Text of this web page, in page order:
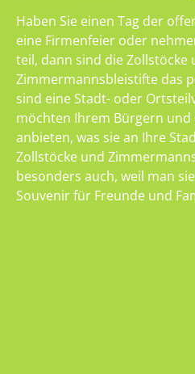
Haben Sie einen Tag der
eine Firmenfeier oder
teil, dann sind die Zollstöcke
Zimmermannsbleistifte das
sind eine Stadt- oder
möchten Ihrem Bürgern
anbieten, was sie an Ihre
Zollstöcke und
besonders auch, weil man
Souvenir für Freunde und